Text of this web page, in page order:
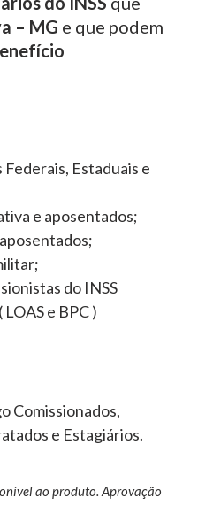
– MG e que podem
Estaduais e
e aposentados;
do INSS
e BPC )
Comissionados,
e Estagiários.
ao produto. Aprovação